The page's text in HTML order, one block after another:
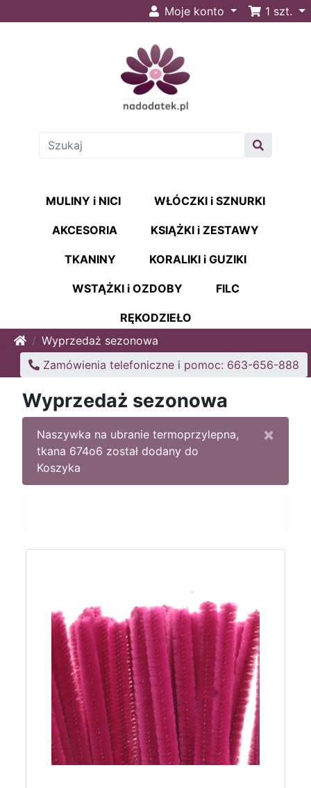
Moje konto 1 szt.
MULINY i NICI WŁÓCZKI i SZNURKI
AKCESORIA KSIĄŻKI i ZESTAWY
TKANINY KORALIKI i GUZIKI
WSTĄŻKI i OZDOBY FILC
RĘKODZIEŁO
HomeWyprzedaż sezonowa
Zamówienia telefoniczne i pomoc: 663-656-888
Wyprzedaż sezonowa
×
Naszywka na ubranie termoprzylepna,
tkana 674o6 został dodany do
Koszyka